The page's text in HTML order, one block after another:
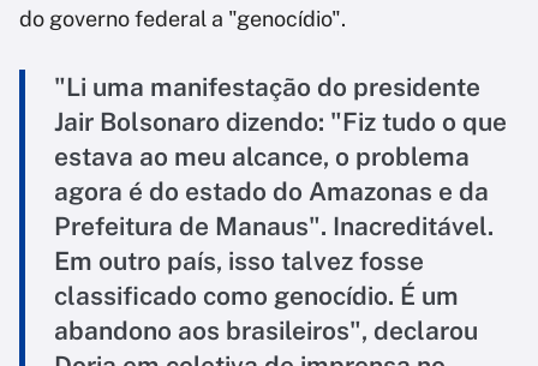
do governo federal a "genocídio".
"Li uma manifestação do presidente
Jair Bolsonaro dizendo: "Fiz tudo o que
estava ao meu alcance, o problema
agora é do estado do Amazonas e da
Prefeitura de Manaus". Inacreditável.
Em outro país, isso talvez fosse
classificado como genocídio. É um
abandono aos brasileiros", declarou